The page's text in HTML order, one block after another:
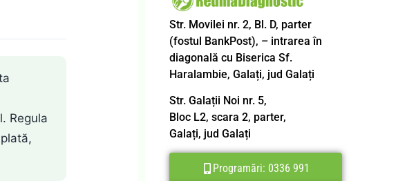
Regula
Str. Movilei nr. 2, Bl. D, parter
(fostul BankPost), – intrarea în
diagonală cu Biserica Sf.
Haralambie, Galați, jud Galați
Str. Galații Noi nr. 5,
Bloc L2, scara 2, parter,
Galați, jud Galați
Programări: 0336 991